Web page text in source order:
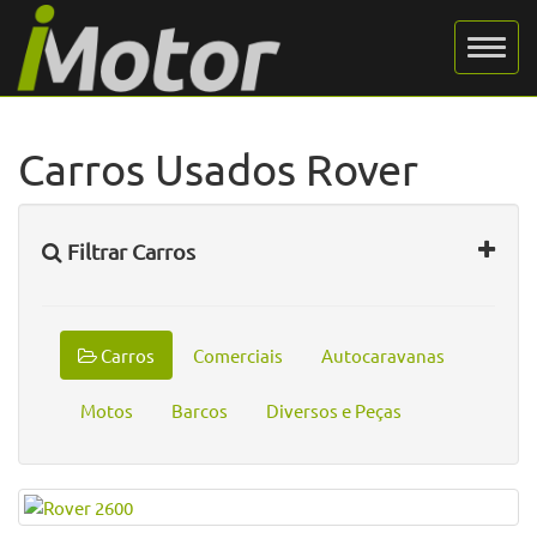
Carros Usados Rover
Filtrar Carros
Carros Comerciais Autocaravanas
Motos Barcos Diversos e Peças